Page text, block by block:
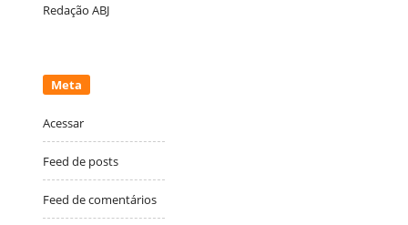
Redação ABJ
Meta
Acessar
Feed de posts
Feed de comentários